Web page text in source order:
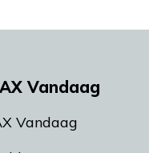
Vandaag
Vandaag